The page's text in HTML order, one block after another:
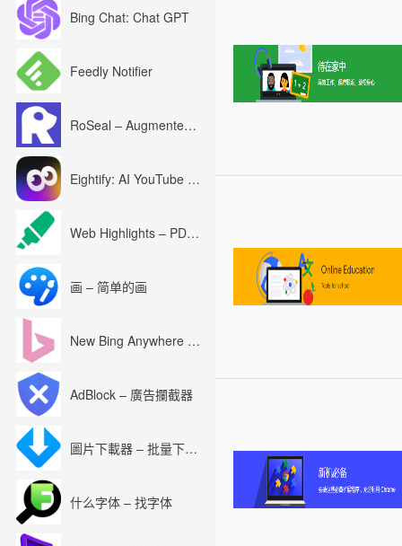
Bing Chat: Chat GPT
Feedly Notifier
RoSeal – Augmented Roblox Experience
Eightify: AI YouTube Summary with ChatGPT
Web Highlights – PDF & Web Highlighter
画 – 简单的画
New Bing Anywhere (Bing Chat GPT-4)
AdBlock – 廣告攔截器
圖片下載器 – 批量下載圖片
什么字体 – 找字体